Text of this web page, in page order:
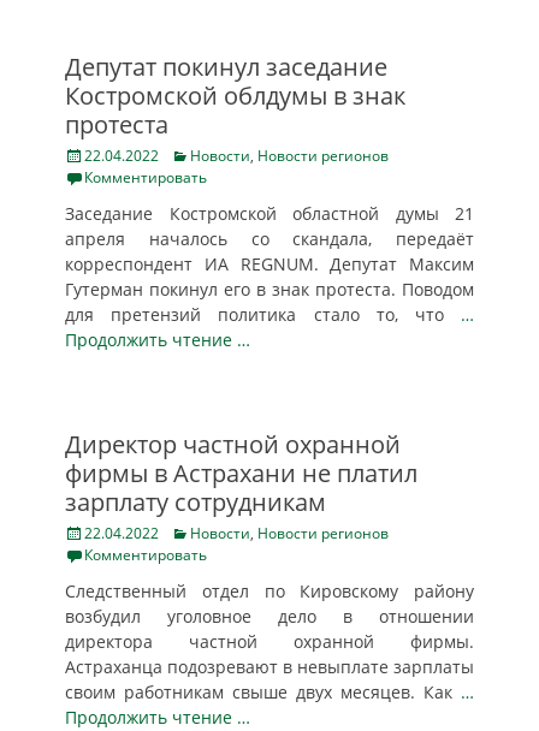
Депутат покинул заседание
Костромской облдумы в знак
протеста
Posted
on
22.04.2022 Categories
Новости, Новости регионов
Комментировать
Заседание Костромской областной думы 21
апреля началось со скандала, передаёт
корреспондент ИА REGNUM. Депутат Максим
Гутерман покинул его в знак протеста. Поводом
для претензий политика стало то, что …
Продолжить чтение …
Директор частной охранной
фирмы в Астрахани не платил
зарплату сотрудникам
Posted
on
22.04.2022 Categories
Новости, Новости регионов
Комментировать
Следственный отдел по Кировскому району
возбудил уголовное дело в отношении
директора частной охранной фирмы.
Астраханца подозревают в невыплате зарплаты
своим работникам свыше двух месяцев. Как …
Продолжить чтение …